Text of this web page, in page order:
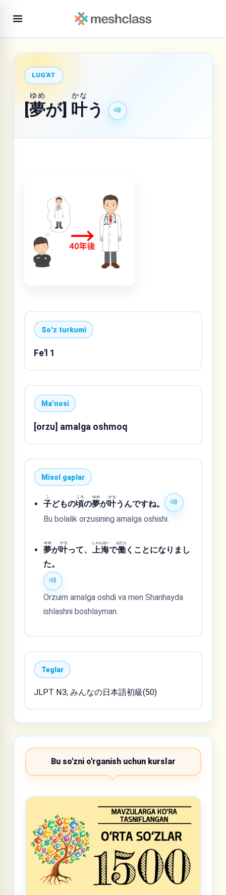
LUG'AT
[夢
ゆめ
が] 叶
かな
う
Soʻz turkumi
Fe'l 1
Maʼnosi
[orzu] amalga oshmoq
Misol gaplar
子
こ
どもの頃
ころ
の夢
ゆめ
が叶
かな
うんですね。
Bu bolalik orzusining amalga oshishi.
夢
ゆめ
が叶
かな
って、 上海
しゃんはい
で働
はたら
くことになりまし
た。
Orzuim amalga oshdi va men Shanhayda
ishlashni boshlayman.
Teglar
JLPT N3; みんなの日本語初級(50)
Bu so'zni o'rganish uchun kurslar